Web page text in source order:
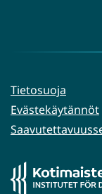
Tietosuoja
Evästekäytännöt